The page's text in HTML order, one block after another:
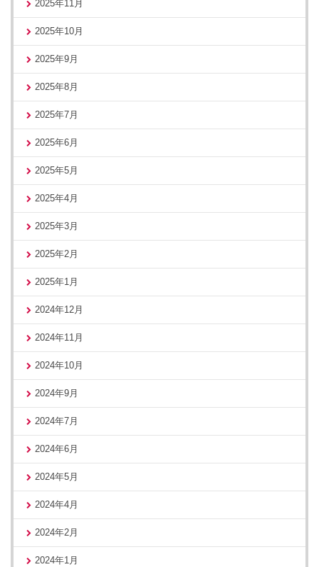
2025年11月
2025年10月
2025年9月
2025年8月
2025年7月
2025年6月
2025年5月
2025年4月
2025年3月
2025年2月
2025年1月
2024年12月
2024年11月
2024年10月
2024年9月
2024年7月
2024年6月
2024年5月
2024年4月
2024年2月
2024年1月